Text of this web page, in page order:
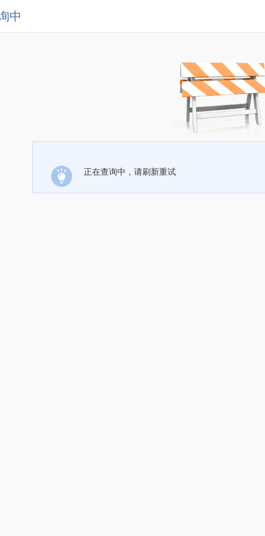
中
正在查询中，请刷新重试